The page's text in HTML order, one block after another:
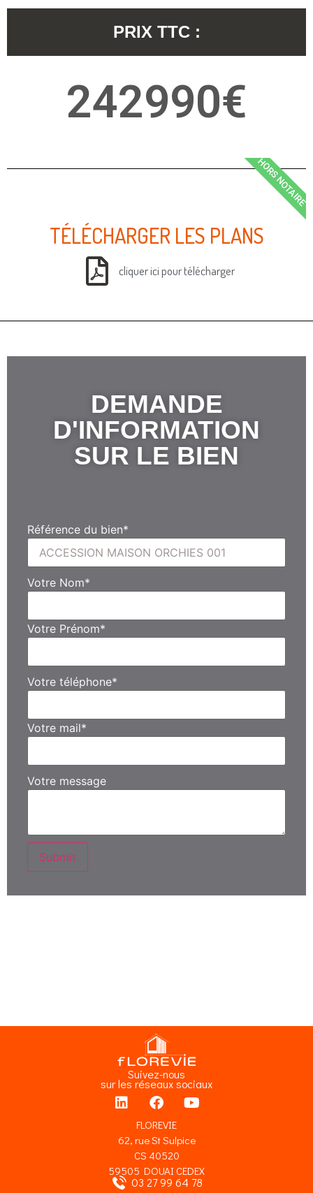
PRIX TTC :
242990€
HORS NOTAIRE
TÉLÉCHARGER LES PLANS
cliquer ici pour télécharger
DEMANDE
D'INFORMATION
SUR LE BIEN
Référence du bien*
Votre Nom*
Votre Prénom*
Votre téléphone*
Votre mail*
Votre message
Submit
Suivez-nous
sur les réseaux sociaux
FLOREVIE
62, rue St Sulpice
CS 40520
59505 DOUAI CEDEX
03 27 99 64 78